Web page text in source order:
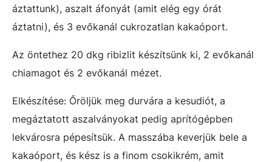
áztattunk), aszalt áfonyát (amit elég egy órát
áztatni), és 3 evőkanál cukrozatlan kakaóport.
Az öntethez 20 dkg ribizlit készítsünk ki, 2 evőkanál
chiamagot és 2 evőkanál mézet.
Elkészítése: Őröljük meg durvára a kesudiót, a
megáztatott aszalványokat pedig aprítógépben
lekvárosra pépesítsük. A masszába keverjük bele a
kakaóport, és kész is a finom csokikrém, amit